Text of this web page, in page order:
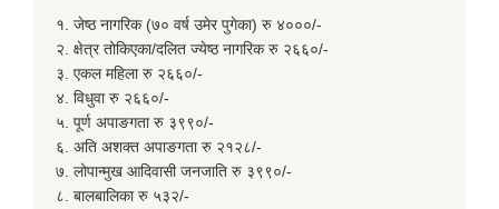
१. जेष्ठ नागरिक (७० वर्ष उमेर पुगेका) रु ४०००/-
२. क्षेत्र तोकिएका/दलित ज्येष्ठ नागरिक रु २६६०/-
३. एकल महिला रु २६६०/-
४. विधुवा रु २६६०/-
५. पूर्ण अपाङगता रु ३९९०/-
६. अति अशक्त अपाङगता रु २१२८/-
७. लोपान्मुख आदिवासी जनजाति रु ३९९०/-
८. बालबालिका रु ५३२/-